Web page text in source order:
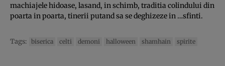
machiajele hidoase, lasand, in schimb, traditia colindului din
poarta in poarta, tinerii putand sa se deghizeze in …sfinti.
Tags: biserica celti demoni halloween shamhain spirite